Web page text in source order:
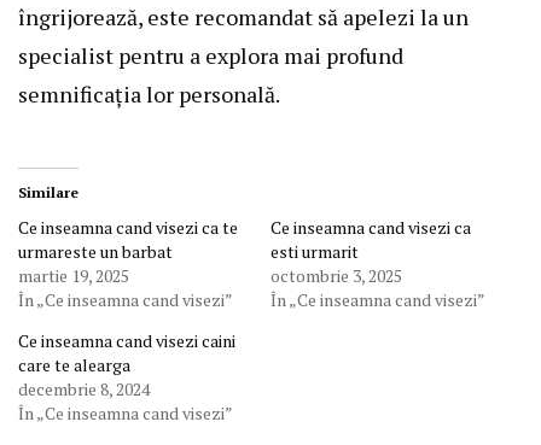
îngrijorează, este recomandat să apelezi la un
specialist pentru a explora mai profund
semnificația lor personală.
Similare
Ce inseamna cand visezi ca te
urmareste un barbat
martie 19, 2025
În „Ce inseamna cand visezi”
Ce inseamna cand visezi ca
esti urmarit
octombrie 3, 2025
În „Ce inseamna cand visezi”
Ce inseamna cand visezi caini
care te alearga
decembrie 8, 2024
În „Ce inseamna cand visezi”